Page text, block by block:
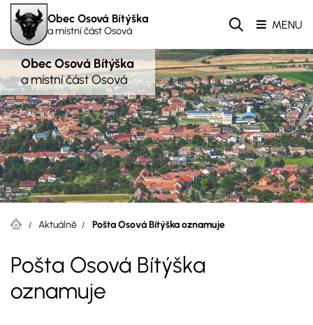
Obec Osová Bítýška
a místní část Osová MENU
Obec Osová Bítýška
a místní část Osová
Aktuálně Pošta Osová Bítýška oznamuje
Pošta Osová Bítýška
oznamuje